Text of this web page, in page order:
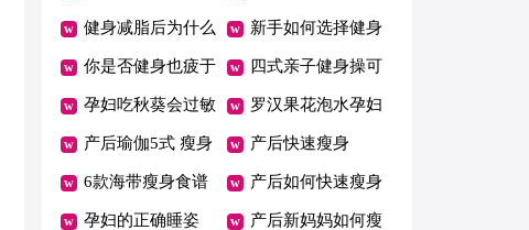
身的吗 欢在哪健身
健身减脂后为什么
会容易反弹
新手如何选择健身
房
你是否健身也疲于
奔命
四式亲子健身操可
助产后塑形
孕妇吃秋葵会过敏
吗
罗汉果花泡水孕妇
能喝吗
产后瑜伽5式 瘦身
育儿两不误
产后快速瘦身
6款海带瘦身食谱 产后如何快速瘦身
（热）
孕妇的正确睡姿 产后新妈妈如何瘦